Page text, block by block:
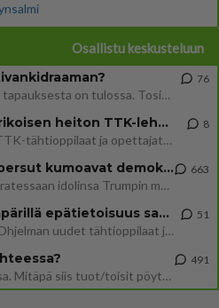
Osallistu keskusteluun
Uusi draamasarja järkyttävästä tapauksesta on tulossa. Tositapahtumiin perustuva sarja ammentaa vuoden 1986 Mikkelin pan
76
Ernest Lawson täräytti erikoisen heiton TTK-lehdistötilaisuudessa: " Onko tässä tarkoituksena...?"
Ernest Lawson esitteli uudet TTK-tähtioppilaat ja opettajat torstaina 6.8. lehdistölle. Tulevalla kaudella on yksi hausk
8
Jos SDP ei voita reilusti, persut kumoavat demokratian Suomesta
Näin tekisi ainakin Rydman seuratessaan idolinsa Trumpin mallia https://www.is.fi/politiikka/art-2000012187244.html
663
Uuden TTK-juontajan ympärillä epätietoisuus sakenee - Nyt MTV hämmentää soppaa
TTK tulee taas tänä syksynä. Ohjelman uudet tähtioppilaat julkistetaan torstaina 6. elokuuta klo 14 alkavassa lehdistö
51
Siinäpä se kysymys on otsikossa. Mitäpä siis tuot/toisit pöytään parisuhteessa? Oletko mies vai nainen? Koetko sen mitä
491